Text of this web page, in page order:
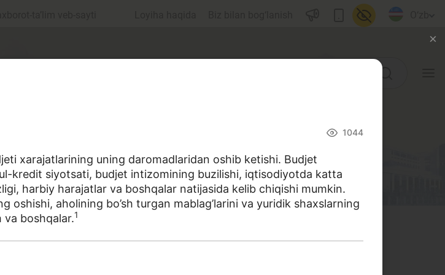
Islom moliyasi
O‘quv qo‘llanmalar
Lug‘at
Moliyaviy savodxonlik bo‘yicha
kitoblar
aniq ta'riflarini to‘plashga harakat qildik. Ushbu izohli
1044
xarajatlarining uning daromadlaridan oshib ketishi. Budjet
kredit siyotsati, budjet intizomining buzilishi, iqtisodiyotda katta
harbiy harajatlar va boshqalar natijasida kelib chiqishi mumkin.
aholining bo’sh turgan mablag’larini va yuridik shaxslarning
va boshqalar.1